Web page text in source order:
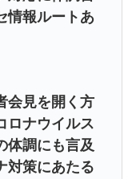
情報ルートあ
会見を開く方
ロナウイルス
体調にも言及
対策にあたる